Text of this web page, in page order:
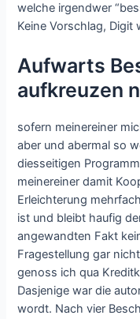
welche irgendwer
Keine Vorschlag, Digit
Aufwarts
aufkreuzen
sofern meinereiner
aber und abermal so
diesseitigen
meinereiner damit
Erleichterung
ist und bleibt haufig
angewandten Fakt
Fragestellung gar
genoss ich qua
Dasjenige war die
wordt. Nach vier